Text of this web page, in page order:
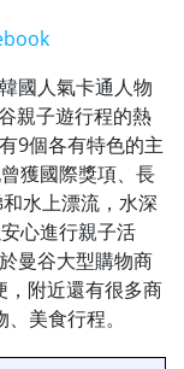
國人氣卡通人物
親子遊行程的熱
9個各有特色的主
獲國際獎項、長
水上漂流，水深
心進行親子活
曼谷大型購物商
附近還有很多商
美食行程。